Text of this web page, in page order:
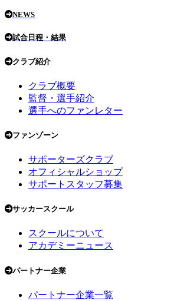
NEWS
試合日程・結果
クラブ紹介
クラブ概要
監督・選手紹介
選手へのファンレター
ファンゾーン
サポーターズクラブ
オフィシャルショップ
サポートスタッフ募集
サッカースクール
スクールについて
アカデミーニュース
パートナー企業
パートナー企業一覧